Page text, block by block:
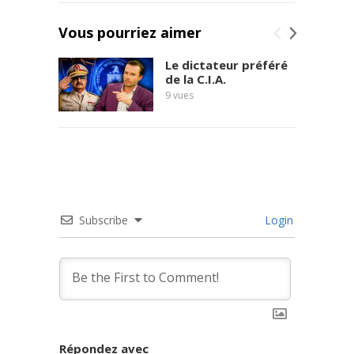
Vous pourriez aimer
Le dictateur préféré
de la C.I.A.
9vues
Subscribe Login
Répondez avec